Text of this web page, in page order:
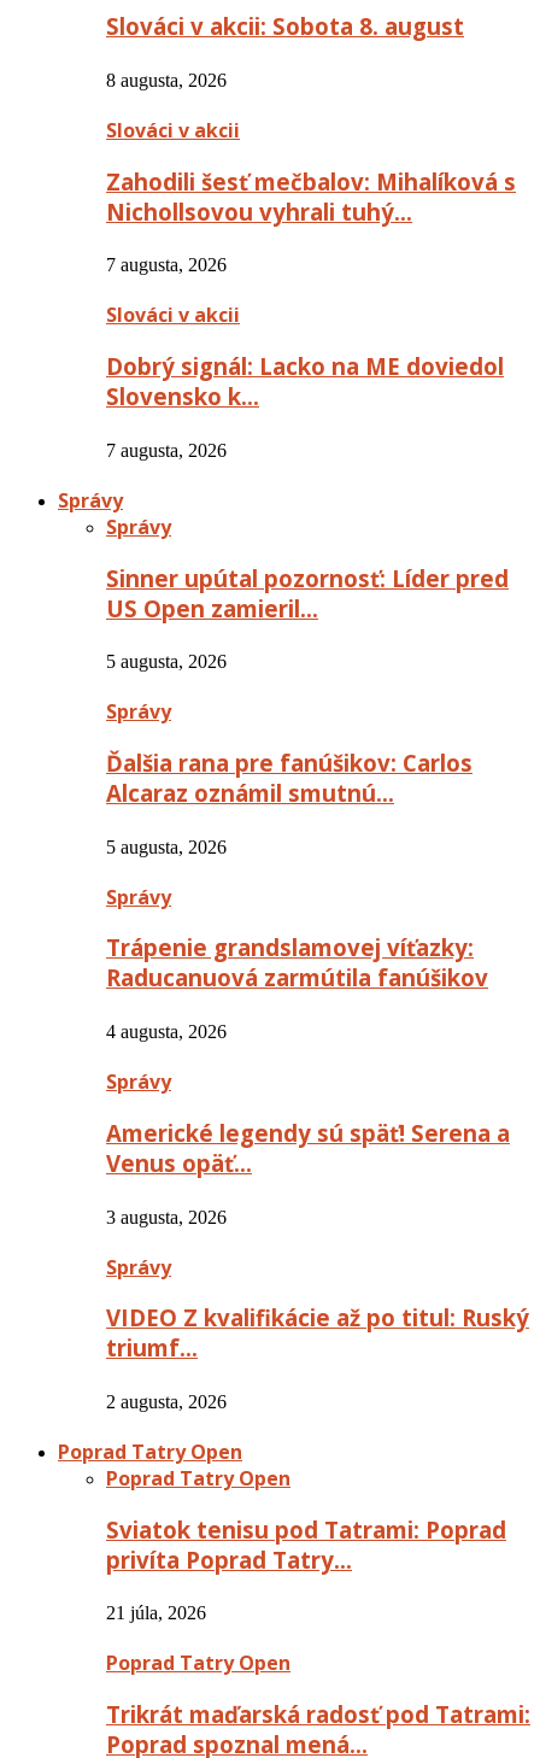
Slováci v akcii: Sobota 8. august
8 augusta, 2026
Slováci v akcii
Zahodili šesť mečbalov: Mihalíková s
Nichollsovou vyhrali tuhý…
7 augusta, 2026
Slováci v akcii
Dobrý signál: Lacko na ME doviedol
Slovensko k…
7 augusta, 2026
Správy
Správy
Sinner upútal pozornosť: Líder pred
US Open zamieril…
5 augusta, 2026
Správy
Ďalšia rana pre fanúšikov: Carlos
Alcaraz oznámil smutnú…
5 augusta, 2026
Správy
Trápenie grandslamovej víťazky:
Raducanuová zarmútila fanúšikov
4 augusta, 2026
Správy
Americké legendy sú späť! Serena a
Venus opäť…
3 augusta, 2026
Správy
VIDEO Z kvalifikácie až po titul: Ruský
triumf…
2 augusta, 2026
Poprad Tatry Open
Poprad Tatry Open
Sviatok tenisu pod Tatrami: Poprad
privíta Poprad Tatry…
21 júla, 2026
Poprad Tatry Open
Trikrát maďarská radosť pod Tatrami:
Poprad spoznal mená…